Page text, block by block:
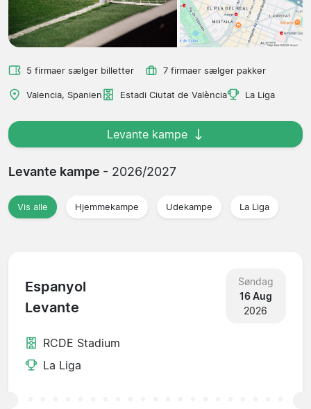
5 firmaer sælger billetter 7 firmaer sælger pakker
Valencia, Spanien Estadi Ciutat de València La Liga
Levante kampe
Levante kampe - 2026/2027
Vis alle Hjemmekampe Udekampe La Liga
Espanyol
Levante
Søndag
16 Aug
2026
RCDE Stadium
La Liga